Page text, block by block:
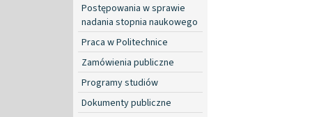
Postępowania w sprawie
nadania stopnia naukowego
Praca w Politechnice
Zamówienia publiczne
Programy studiów
Dokumenty publiczne